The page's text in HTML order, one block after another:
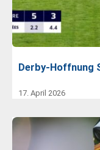
Derby-Hoffnung
17. April 2026